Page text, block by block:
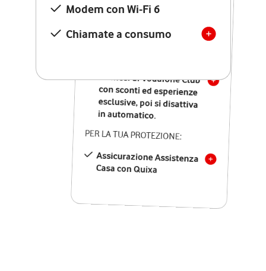
Modem con Wi-Fi 6
Chiamate a consumo
Chiamate illimitate verso
numeri fissi e mobili
nazionali
12 mesi di Vodafone Club
con sconti ed esperienze
esclusive, poi si disattiva
in automatico.
PER LA TUA PROTEZIONE:
Assicurazione Assistenza
Casa con Quixa